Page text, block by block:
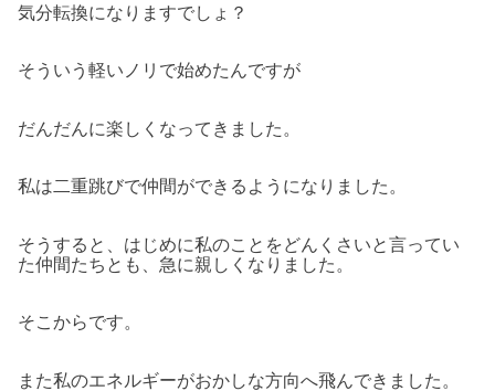
気分転換になりますでしょ？
そういう軽いノリで始めたんですが
だんだんに楽しくなってきました。
私は二重跳びで仲間ができるようになりました。
そうすると、はじめに私のことをどんくさいと言ってい
た仲間たちとも、急に親しくなりました。
そこからです。
また私のエネルギーがおかしな方向へ飛んできました。